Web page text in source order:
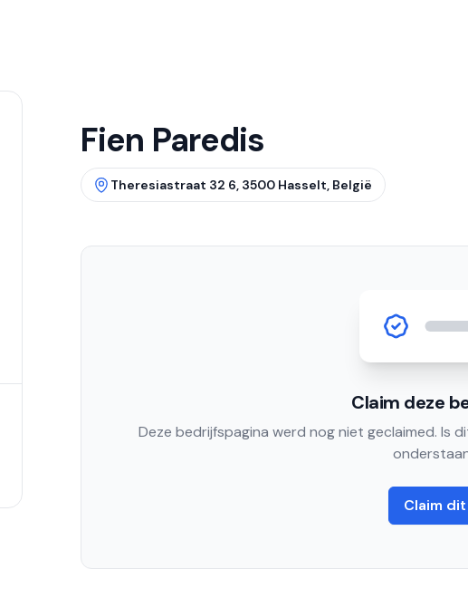
Fien Paredis
Theresiastraat 32 6, 3500 Hasselt, België
Claim deze
Deze bedrijfspagina werd nog niet geclaimed. Is
Claim